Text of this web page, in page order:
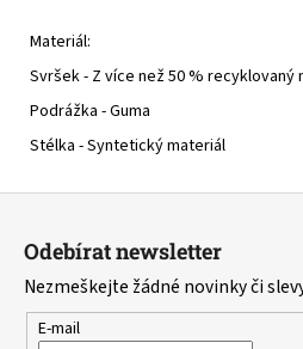
Materiál:
Svršek - Z více než 50 %
Podrážka - Guma
Stélka - Syntetický materiál
Odebírat newsletter
Nezmeškejte žádné novinky či
E-mail